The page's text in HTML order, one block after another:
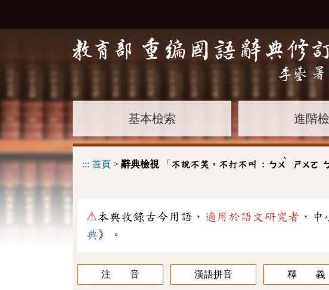
基本檢索 進階
::: 首頁 > 辭典檢視「 不說不笑，不打不叫 : ㄅㄨ
ˋ
ㄕㄨㄛ
⚠本典收錄古今用語， 適用於語文研究者 ，
典》。
注 音 漢語拼音 釋 義